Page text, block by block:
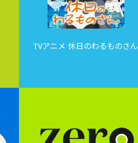
TVアニメ 休日のわるものさん